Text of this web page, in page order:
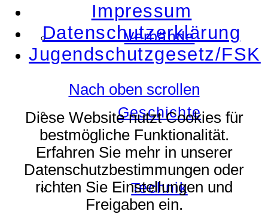
Verbände
Geschichte
Technik
Impressum
Datenschutzerklärung
Jugendschutzgesetz/FSK
Nach oben scrollen
Diese Website nutzt Cookies für
bestmögliche Funktionalität.
Erfahren Sie mehr in unserer
Datenschutzbestimmungen oder
richten Sie Einstellungen und
Freigaben ein.